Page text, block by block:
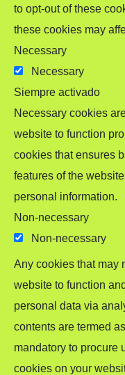
to opt-out of these
these cookies may
Necessary
Necessary
Siempre activado
Necessary cookies
website to function
cookies that ensures
features of the
personal information.
Non-necessary
Non-necessary
Any cookies that may
website to function
personal data via
contents are termed
mandatory to procure
cookies on your